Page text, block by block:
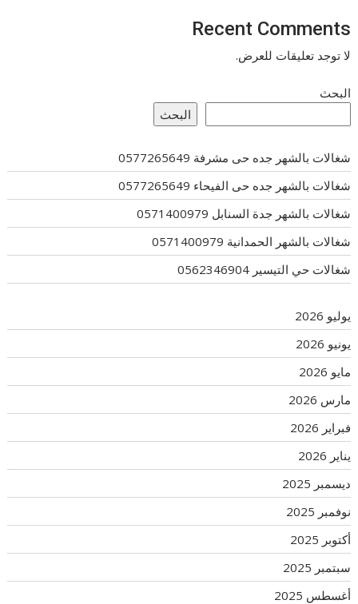
Recent Comments
لا توجد تعليقات للعرض.
البحث
البحث
شغالات بالشهر جده حى مشرفة 0577265649
شغالات بالشهر جده حى الفيحاء 0577265649
شغالات بالشهر جدة السنابل 0571400979
شغالات بالشهر الحمدانية 0571400979
شغالات حي التيسير 0562346904
يوليو 2026
يونيو 2026
مايو 2026
مارس 2026
فبراير 2026
يناير 2026
ديسمبر 2025
نوفمبر 2025
أكتوبر 2025
سبتمبر 2025
أغسطس 2025